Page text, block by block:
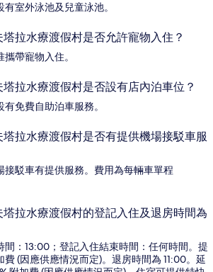
室外泳池及兒童泳池。
拉水療渡假村是否允許寵物入住？
帶寵物入住。
拉水療渡假村是否設有店內泊車位？
免費自助泊車服務。
拉水療渡假村是否有提供機場接駁車服
接駁車有提供服務。費用為每輛車單程
拉水療渡假村的登記入住及退房時間為
間：13:00；登記入住結束時間：任何時間。提
費 (因應供應情況而定)。退房時間為 11:00。延